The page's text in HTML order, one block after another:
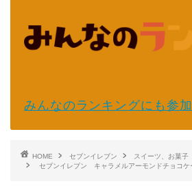
みんなのランキングにも参
HOME セブンイレブン
スイーツ、お菓子
セブンイレブン キャラメルアーモンドチョコ